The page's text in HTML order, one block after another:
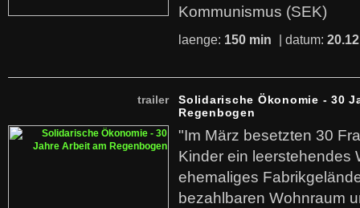
Kommunismus (SEK)
laenge: 150 min | datum:
trailer
Solidarische Ökonomie - 30
Regenbogen
"Im März besetzten 30
Kinder ein leerstehendes
ehemaliges
bezahlbaren Wohnraum